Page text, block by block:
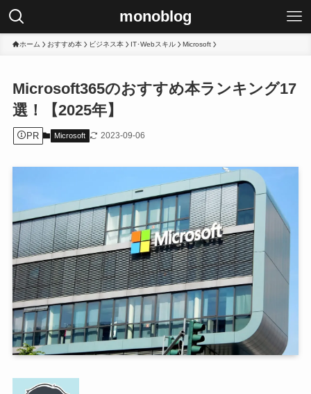
monoblog
ホーム おすすめ本 ビジネス本 IT･Webスキル Microsoft
Microsoft365のおすすめ本ランキング17
選！【2025年】
PR Microsoft 2023-09-06